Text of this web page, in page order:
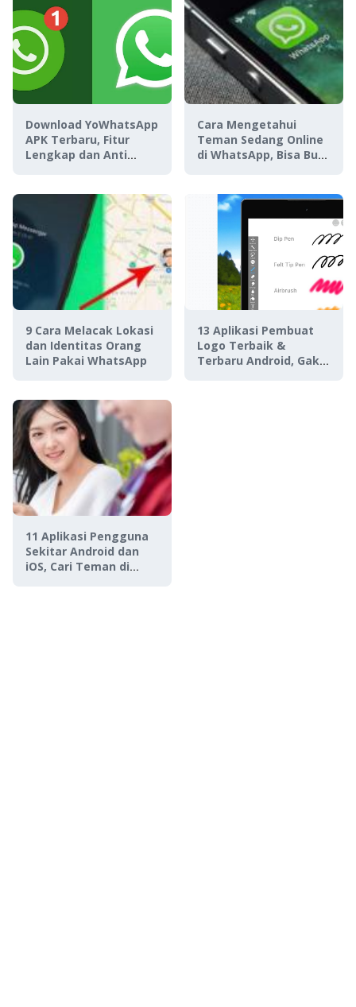
Download YoWhatsApp
APK Terbaru, Fitur
Lengkap dan Anti
Cara Mengetahui
Teman Sedang Online
di WhatsApp, Bisa Buat
9 Cara Melacak Lokasi
dan Identitas Orang
Lain Pakai WhatsApp
13 Aplikasi Pembuat
Logo Terbaik &
Terbaru Android, Gak
11 Aplikasi Pengguna
Sekitar Android dan
iOS, Cari Teman di